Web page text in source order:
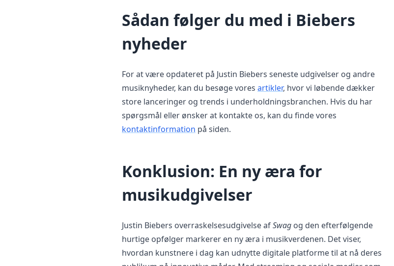
Sådan følger du med i Biebers
nyheder
For at være opdateret på Justin Biebers seneste udgivelser og andre
musiknyheder, kan du besøge vores artikler, hvor vi løbende dækker
store lanceringer og trends i underholdningsbranchen. Hvis du har
spørgsmål eller ønsker at kontakte os, kan du finde vores
kontaktinformation på siden.
Konklusion: En ny æra for
musikudgivelser
Justin Biebers overraskelsesudgivelse afSwag og den efterfølgende
hurtige opfølger markerer en ny æra i musikverdenen. Det viser,
hvordan kunstnere i dag kan udnytte digitale platforme til at nå deres